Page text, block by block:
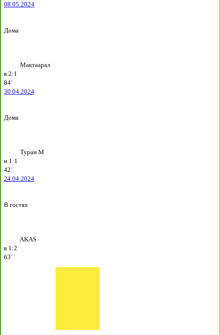
08.05.2024
Дома
Мактаарал
в 2:1
84`
30.04.2024
Дома
Туран М
н 1:1
42`
24.04.2024
В гостях
AKAS
в 1:2
63`